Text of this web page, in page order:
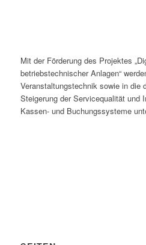
Mit der Förderung des Projektes
betriebstechnischer Anlagen“
Veranstaltungstechnik sowie in die
Steigerung der Servicequalität und
Kassen- und Buchungssysteme